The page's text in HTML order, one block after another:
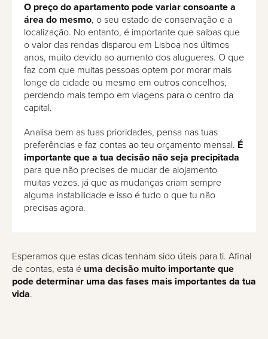
O preço do apartamento pode variar consoante a
área do mesmo, o seu estado de conservação e a
localização. No entanto, é importante que saibas que
o valor das rendas disparou em Lisboa nos últimos
anos, muito devido ao aumento dos alugueres. O que
faz com que muitas pessoas optem por morar mais
longe da cidade ou mesmo em outros concelhos,
perdendo mais tempo em viagens para o centro da
capital.
Analisa bem as tuas prioridades, pensa nas tuas
preferências e faz contas ao teu orçamento mensal. É
importante que a tua decisão não seja precipitada
para que não precises de mudar de alojamento
muitas vezes, já que as mudanças criam sempre
alguma instabilidade e isso é tudo o que tu não
precisas agora.
Esperamos que estas dicas tenham sido úteis para ti. Afinal
de contas, esta é uma decisão muito importante que
pode determinar uma das fases mais importantes da tua
vida.